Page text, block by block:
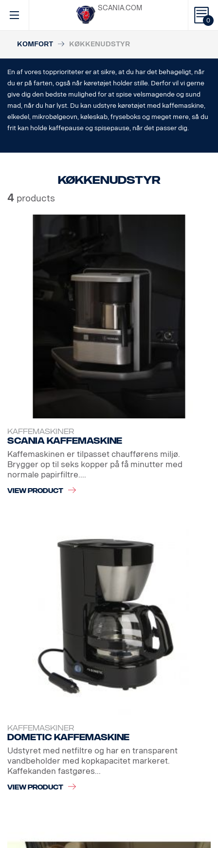
0
SCANIA.COM
KOMFORT KØKKENUDSTYR
En af vores topprioriteter er at sikre, at du har det behageligt, når
du er på farten, også når køretøjet holder stille. Derfor vil vi gerne
give dig den bedste mulighed for at spise velsmagende og sund
mad, når du har lyst. Du kan udstyre køretøjet med kaffemaskine,
elkedel, mikrobølgeovn, køleskab, fryseboks og meget mere, så du
frit kan holde kaffepause og spisepause, når det passer dig.
Køkkenudstyr
4 products
KAFFEMASKINER
Scania kaffemaskine
Kaffemaskinen er tilpasset chaufførens miljø.
Brygger op til seks kopper på få minutter med
normale papirfiltre....
VIEW PRODUCT
KAFFEMASKINER
Dometic kaffemaskine
Udstyret med netfiltre og har en transparent
vandbeholder med kopkapacitet markeret.
Kaffekanden fastgøres...
VIEW PRODUCT